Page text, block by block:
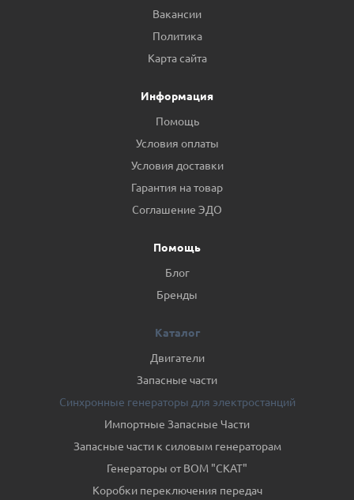
Вакансии
Политика
Карта сайта
Информация
Помощь
Условия оплаты
Условия доставки
Гарантия на товар
Соглашение ЭДО
Помощь
Блог
Бренды
Каталог
Двигатели
Запасные части
Синхронные генераторы для электростанций
Импортные Запасные Части
Запасные части к силовым генераторам
Генераторы от ВОМ "СКАТ"
Коробки переключения передач